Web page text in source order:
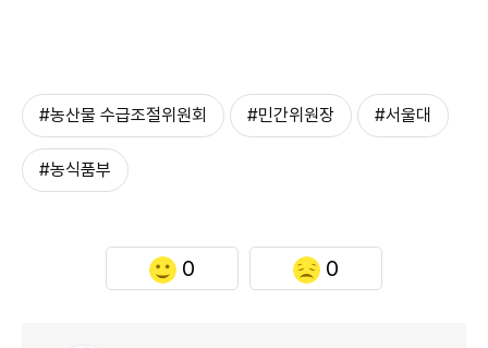
#농산물 수급조절위원회 #민간위원장 #서울대
#농식품부
0 0